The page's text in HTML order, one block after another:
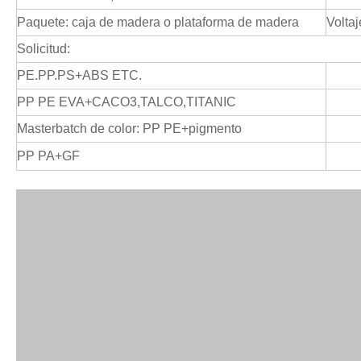
Paquete: caja de madera o plataforma de madera
Solicitud:
PE.PP.PS+ABS ETC.
PP PE EVA+CACO3,TALCO,TITANIC
Masterbatch de color: PP PE+pigmento
PP PA+GF